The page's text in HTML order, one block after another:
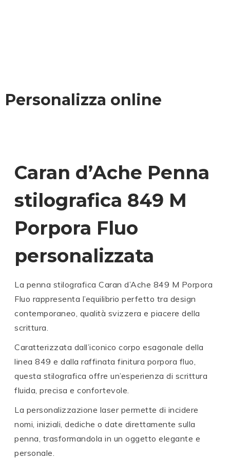
Personalizza online
Caran d’Ache Penna
stilografica 849 M
Porpora Fluo
personalizzata
La penna stilografica Caran d’Ache 849 M Porpora
Fluo rappresenta l’equilibrio perfetto tra design
contemporaneo, qualità svizzera e piacere della
scrittura.
Caratterizzata dall’iconico corpo esagonale della
linea 849 e dalla raffinata finitura porpora fluo,
questa stilografica offre un’esperienza di scrittura
fluida, precisa e confortevole.
La personalizzazione laser permette di incidere
nomi, iniziali, dediche o date direttamente sulla
penna, trasformandola in un oggetto elegante e
personale.